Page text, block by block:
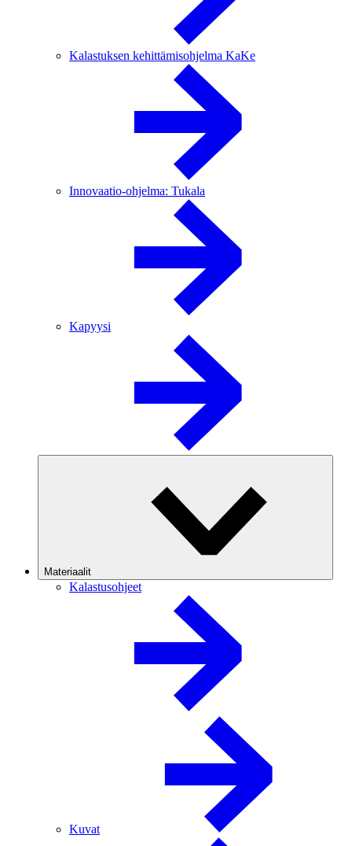
Kalastuksen kehittämisohjelma KaKe
Innovaatio-ohjelma: Tukala
Kapyysi
Materiaalit
Kalastusohjeet
Kuvat